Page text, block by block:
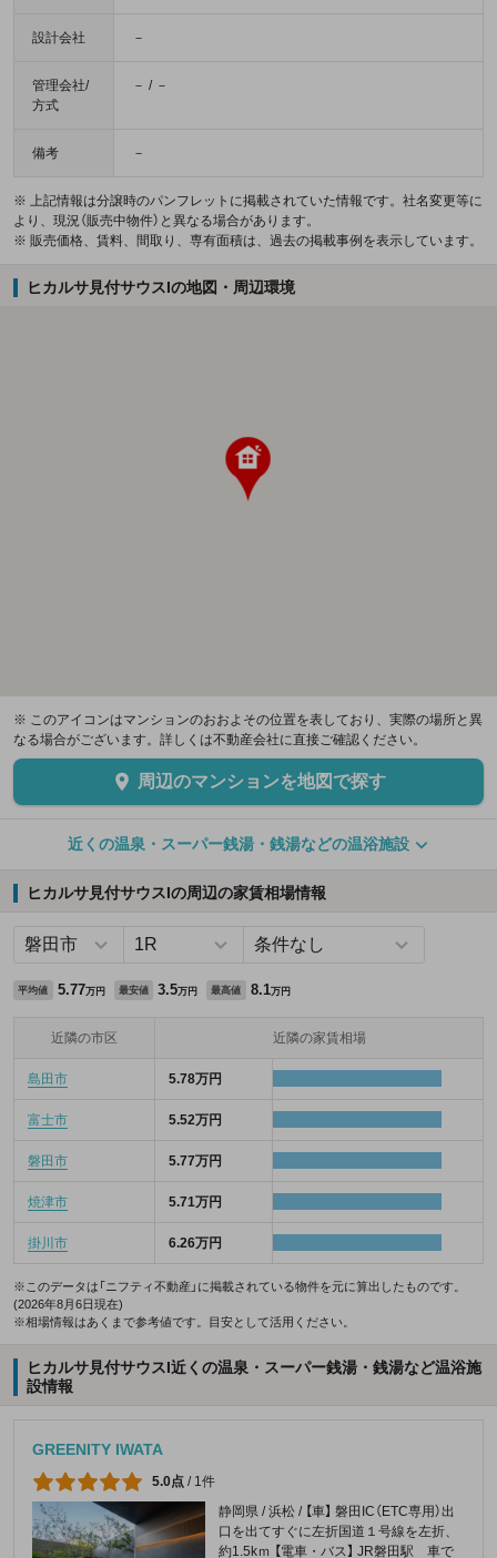
設計会社 －
管理会社/
方式
－ / －
備考 －
※ 上記情報は分譲時のパンフレットに掲載されていた情報です。社名変更等に
より、現況（販売中物件）と異なる場合があります。
※ 販売価格、賃料、間取り、専有面積は、過去の掲載事例を表示しています。
ヒカルサ見付サウスIの地図・周辺環境
※ このアイコンはマンションのおおよその位置を表しており、実際の場所と異
なる場合がございます。詳しくは不動産会社に直接ご確認ください。
周辺のマンションを地図で探す
近くの温泉・スーパー銭湯・銭湯などの温浴施設
ヒカルサ見付サウスIの周辺の家賃相場情報
平均値 5.77万円 最安値 3.5万円 最高値 8.1万円
近隣の市区 近隣の家賃相場
島田市 5.78万円
富士市 5.52万円
磐田市 5.77万円
焼津市 5.71万円
掛川市 6.26万円
※このデータは「ニフティ不動産」に掲載されている物件を元に算出したものです。
(2026年8月6日現在)
※相場情報はあくまで参考値です。目安として活用ください。
ヒカルサ見付サウスI近くの温泉・スーパー銭湯・銭湯など温浴施
設情報
GREENITY IWATA
5.0点 / 1件
静岡県 / 浜松 / 【車】 磐田IC（ETC専用）出
口を出てすぐに左折国道１号線を左折、
約1.5kｍ 【電車・バス】 JR磐田駅 車で